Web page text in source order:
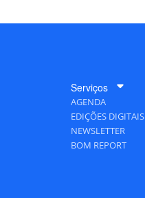
Serviços
AGENDA
EDIÇÕES DIGITAIS
NEWSLETTER
BOM REPORT